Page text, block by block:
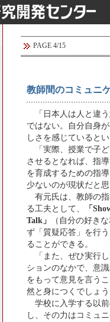
PAGE 4/15
教師間のコミュニ
「日本人は人と違う
ではない。自分自身
しさを感じていると
「実際、授業で子ど
させるとなれば、指
を育成するための指
少ないのが現状だと
有元氏は、教師の指
る工夫として、
「
Talk」
（自分の好き
ず「質疑応答」を行
ることができる。
「また、ぜひ実行し
ションのなかで、意
をもって意見を言う
然と身につくでしょう
学校に入学する以前
し、その力はコミュ